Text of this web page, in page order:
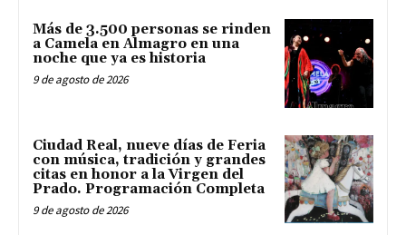
Más de 3.500 personas se rinden
a Camela en Almagro en una
noche que ya es historia
9 de agosto de 2026
Ciudad Real, nueve días de Feria
con música, tradición y grandes
citas en honor a la Virgen del
Prado. Programación Completa
9 de agosto de 2026